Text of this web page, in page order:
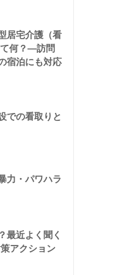
居宅介護（看
何？―訪問
宿泊にも対応
での看取りと
力・パワハラ
最近よく聞く
アクション